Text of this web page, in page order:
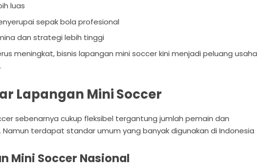
luas
sepak bola profesional
dan strategi lebih tinggi
meningkat, bisnis lapangan mini soccer kini menjadi peluang usaha
Lapangan Mini Soccer
sebenarnya cukup fleksibel tergantung jumlah pemain dan
terdapat standar umum yang banyak digunakan di Indonesia
Mini Soccer Nasional